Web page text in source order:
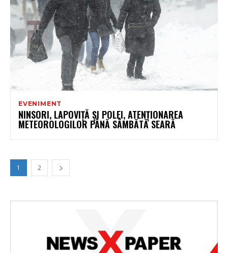
EVENIMENT
NINSORI, LAPOVIȚĂ ȘI POLEI, ATENȚIONAREA
METEOROLOGILOR PÂNĂ SÂMBĂTĂ SEARĂ
1 2